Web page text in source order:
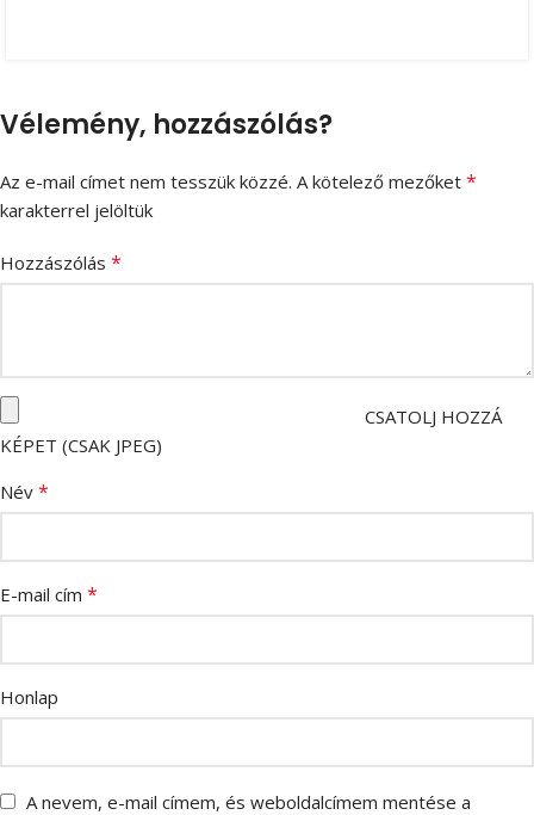
Vélemény, hozzászólás?
Az e-mail címet nem tesszük közzé. A kötelező mezőket *
karakterrel jelöltük
Hozzászólás *
CSATOLJ HOZZÁ
KÉPET (CSAK JPEG)
Név *
E-mail cím *
Honlap
A nevem, e-mail címem, és weboldalcímem mentése a